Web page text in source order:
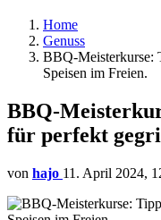
Home
Genuss
BBQ-Meisterkurse:
Speisen im Freien.
BBQ-
für perfekt
von hajo 11. April 2024,